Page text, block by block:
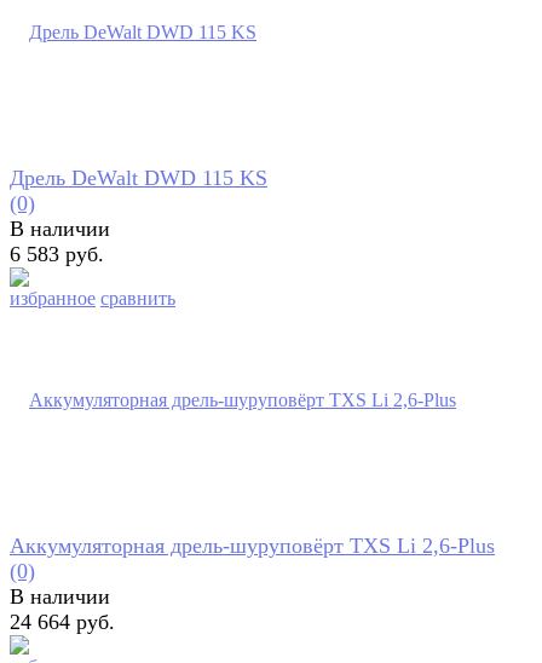
избранное сравнить
Дрель DeWalt DWD 115 KS
(0)
В наличии
6 583 руб.
Аккумуляторная дрель-шуруповёрт TXS Li 2,6-Plus
(0)
В наличии
24 664 руб.